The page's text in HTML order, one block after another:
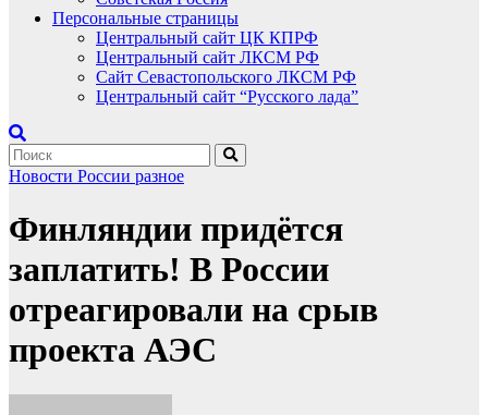
Персональные страницы
Центральный сайт ЦК КПРФ
Центральный сайт ЛКСМ РФ
Сайт Севастопольского ЛКСМ РФ
Центральный сайт “Русского лада”
Новости России разное
Финляндии придётся
заплатить! В России
отреагировали на срыв
проекта АЭС